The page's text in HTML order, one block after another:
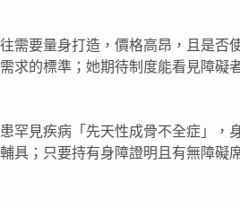
需要量身打造，價格高昂，且是否
求的標準；她期待制度能看見障礙
罕見疾病「先天性成骨不全症」，
具；只要持有身障證明且有無障礙